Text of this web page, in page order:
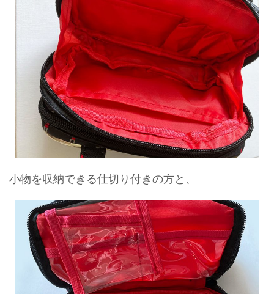
小物を収納できる仕切り付きの方と、